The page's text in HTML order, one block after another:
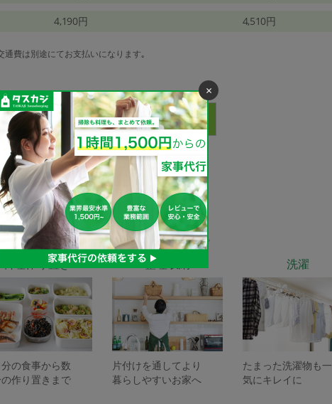
4,190円 4,510円
費は別途にてお支払いになります｡
家事代行サービスの種類
カジで依頼できるサービスは下記となります。
料理作り置き
の食事から数
の作り置きまで
整理収納
片付けを通してより
暮らしやすいお家へ
洗濯
たまった洗濯物も一
気にキレイに
×